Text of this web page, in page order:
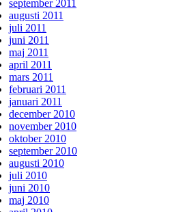
september 2011
augusti 2011
juli 2011
juni 2011
maj 2011
april 2011
mars 2011
februari 2011
januari 2011
december 2010
november 2010
oktober 2010
september 2010
augusti 2010
juli 2010
juni 2010
maj 2010